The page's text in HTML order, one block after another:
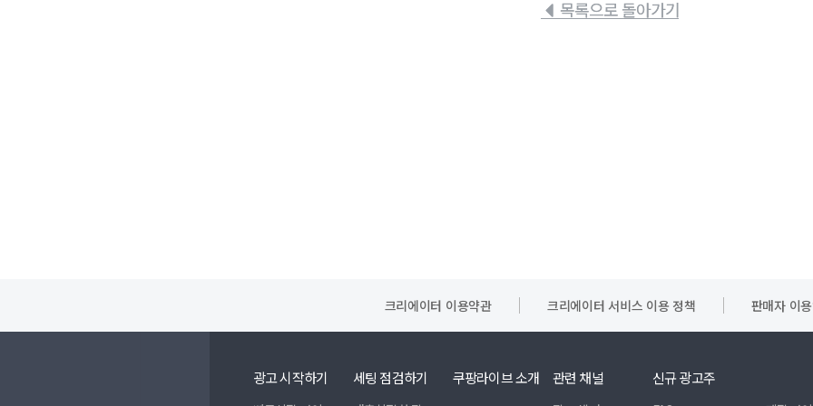
목록으로 돌아가기
크리에이터 이용약관 크리에이터 서비스 이용 정책 판매자 이
광고 시작하기 세팅 점검하기 쿠팡라이브 소개 관련 채널 신규 광고주